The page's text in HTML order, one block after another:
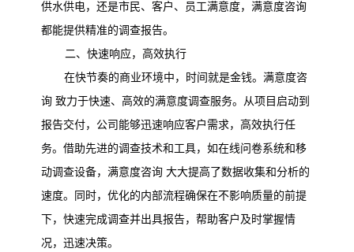
供水供电，还是市民、客户、员工满意度，满意度咨询
都能提供精准的调查报告。
二、快速响应，高效执行
在快节奏的商业环境中，时间就是金钱。满意度咨
询 致力于快速、高效的满意度调查服务。从项目启动到
报告交付，公司能够迅速响应客户需求，高效执行任
务。借助先进的调查技术和工具，如在线问卷系统和移
动调查设备，满意度咨询 大大提高了数据收集和分析的
速度。同时，优化的内部流程确保在不影响质量的前提
下，快速完成调查并出具报告，帮助客户及时掌握情
况，迅速决策。